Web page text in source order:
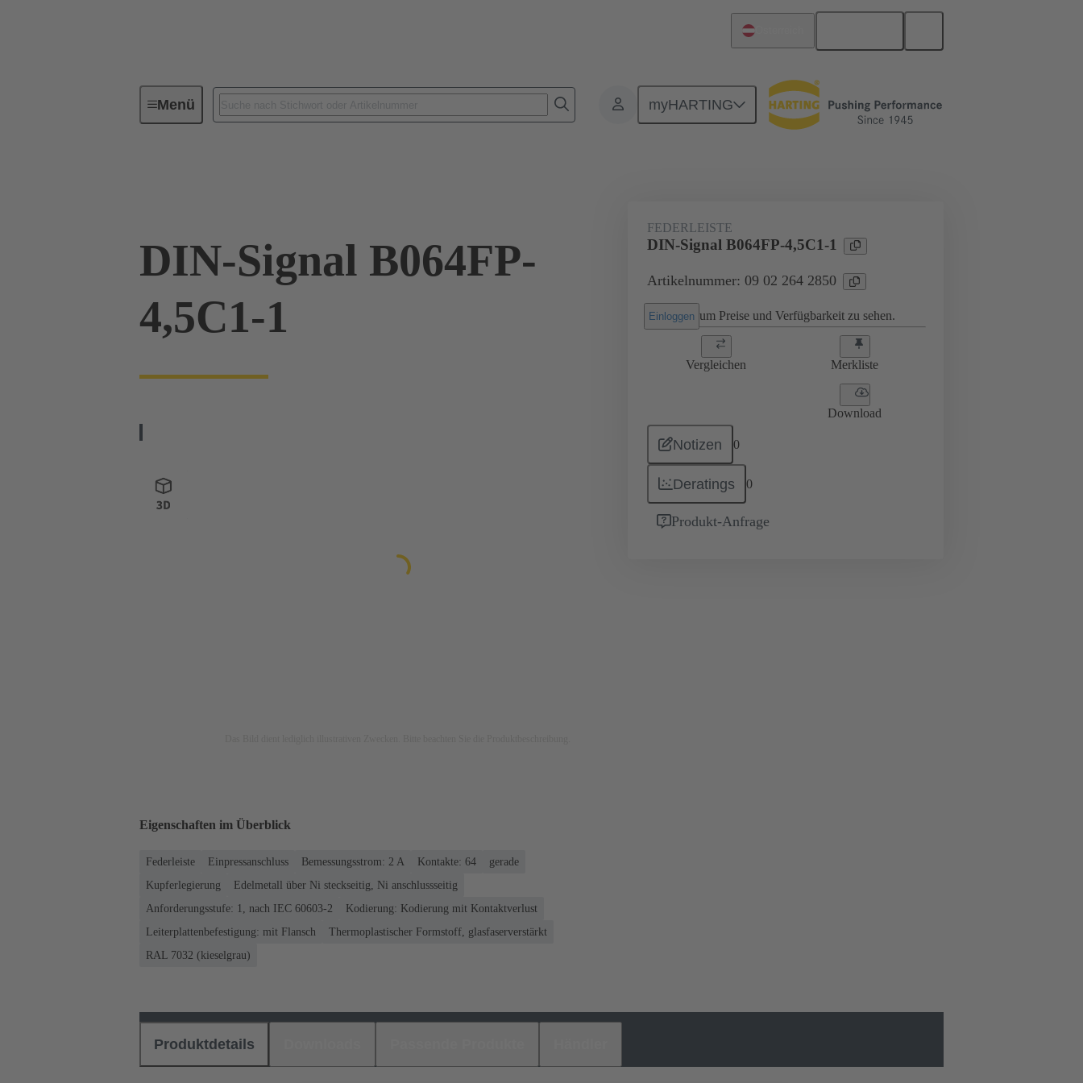
Menü myHARTING
Geräteanschlusstechnik Board-to-Board Steckverbinder Produkte Motherboard-to-Daughtercard Verbindungen
DIN-Signal B064FP-
4,5C1-1
FEDERLEISTE
DIN-Signal B064FP-4,5C1-1
Artikelnummer: 09 02 264 2850
Einloggen um Preise und Verfügbarkeit zu sehen.
Vergleichen Merkliste
Download
Notizen 0
Deratings 0
Produkt-Anfrage
Eigenschaften im Überblick
Federleiste Einpressanschluss Bemessungsstrom: ‌2 A Kontakte: 64
gerade
Kupferlegierung
Edelmetall über Ni steckseitig, Ni anschlussseitig
Anforderungsstufe: 1, nach IEC 60603-2
Kodierung: Kodierung mit Kontaktverlust
Leiterplattenbefestigung: mit Flansch
Thermoplastischer Formstoff, glasfaserverstärkt
RAL 7032 (kieselgrau)
Produktdetails